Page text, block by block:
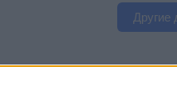
Другие